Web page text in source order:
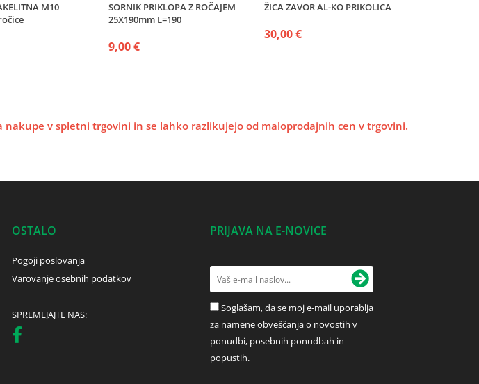
M10
SORNIK PRIKLOPA Z ROČAJEM
25X190mm L=190
9,00 €
ŽICA ZAVOR AL-KO PRIKOLICA
30,00 €
nakupe v spletni trgovini in se lahko razlikujejo od maloprodajnih cen v trgovini.
OSTALO
Pogoji poslovanja
Varovanje osebnih podatkov
SPREMLJAJTE NAS:
PRIJAVA NA E-NOVICE
Soglašam, da se moj e-mail uporablja
za namene obveščanja o novostih v
ponudbi, posebnih ponudbah in
popustih.